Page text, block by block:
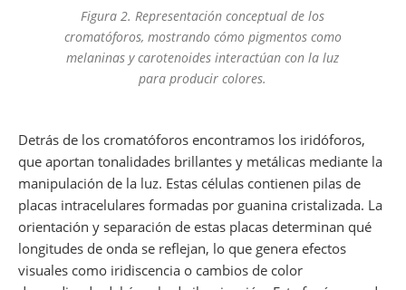
Figura 2. Representación conceptual de los
cromatóforos, mostrando cómo pigmentos como
melaninas y carotenoides interactúan con la luz
para producir colores.
Detrás de los cromatóforos encontramos los iridóforos,
que aportan tonalidades brillantes y metálicas mediante la
manipulación de la luz. Estas células contienen pilas de
placas intracelulares formadas por guanina cristalizada. La
orientación y separación de estas placas determinan qué
longitudes de onda se reflejan, lo que genera efectos
visuales como iridiscencia o cambios de color